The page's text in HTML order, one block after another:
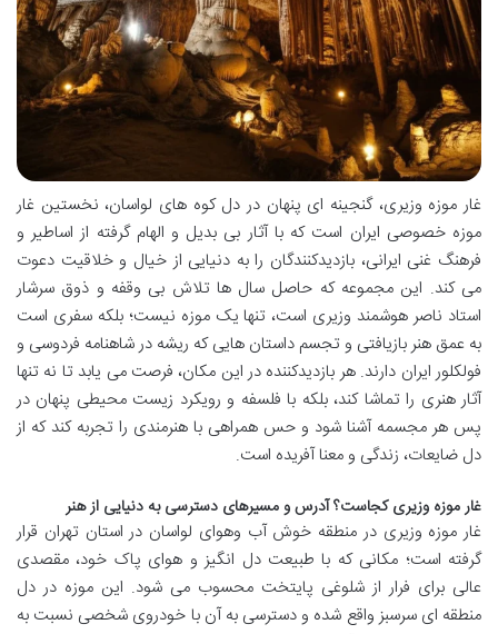
غار موزه وزیری، گنجینه ای پنهان در دل کوه های لواسان، نخستین غار
موزه خصوصی ایران است که با آثار بی بدیل و الهام گرفته از اساطیر و
فرهنگ غنی ایرانی، بازدیدکنندگان را به دنیایی از خیال و خلاقیت دعوت
می کند. این مجموعه که حاصل سال ها تلاش بی وقفه و ذوق سرشار
استاد ناصر هوشمند وزیری است، تنها یک موزه نیست؛ بلکه سفری است
به عمق هنر بازیافتی و تجسم داستان هایی که ریشه در شاهنامه فردوسی و
فولکلور ایران دارند. هر بازدیدکننده در این مکان، فرصت می یابد تا نه تنها
آثار هنری را تماشا کند، بلکه با فلسفه و رویکرد زیست محیطی پنهان در
پس هر مجسمه آشنا شود و حس همراهی با هنرمندی را تجربه کند که از
دل ضایعات، زندگی و معنا آفریده است.
غار موزه وزیری کجاست؟ آدرس و مسیرهای دسترسی به دنیایی از هنر
غار موزه وزیری در منطقه خوش آب وهوای لواسان در استان تهران قرار
گرفته است؛ مکانی که با طبیعت دل انگیز و هوای پاک خود، مقصدی
عالی برای فرار از شلوغی پایتخت محسوب می شود. این موزه در دل
منطقه ای سرسبز واقع شده و دسترسی به آن با خودروی شخصی نسبت به